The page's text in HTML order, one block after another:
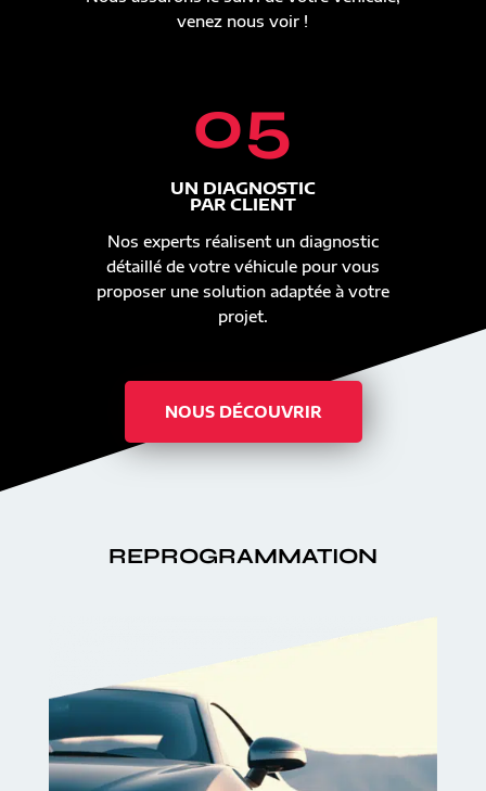
venez nous voir !
05
UN DIAGNOSTIC
PAR CLIENT
Nos experts réalisent un diagnostic
détaillé de votre véhicule pour vous
proposer une solution adaptée à votre
projet.
NOUS DÉCOUVRIR
REPROGRAMMATION